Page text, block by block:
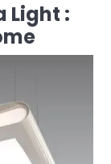
Light :